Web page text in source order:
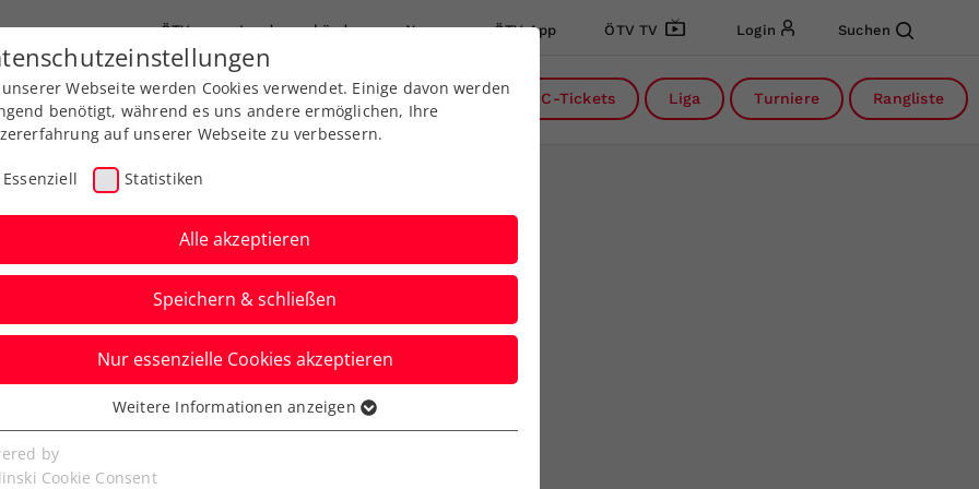
ÖTV Landesverbände News ÖTV App ÖTV TV Login Suchen
Ausbildung Services Über uns DC-Tickets Liga Turniere Rangliste
eliminiert
Spieler
Webseite werden Cookies verwendet. Einige davon werden
benötigt, während es uns andere ermöglichen, Ihre
auf unserer Webseite zu verbessern.
Essenziell Statistiken
Alle akzeptieren
Speichern & schließen
Nur essenzielle Cookies akzeptieren
Cookies werden für grundlegende Funktionen der
benötigt. Dadurch ist gewährleistet, dass die Webseite
Weitere Informationen anzeigen
by
Cookie Consent